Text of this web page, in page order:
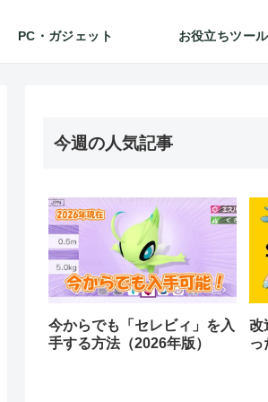
PC・ガジェット お役立ちツール
今週の人気記事
今からでも「セレビィ」を入
手する方法（2026年版）
改
っ